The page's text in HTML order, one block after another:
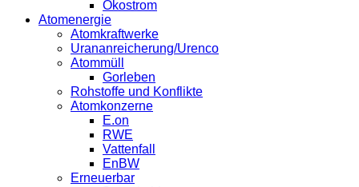
Ökostrom
Atomenergie
Atomkraftwerke
Urananreicherung/Urenco
Atommüll
Gorleben
Rohstoffe und Konflikte
Atomkonzerne
E.on
RWE
Vattenfall
EnBW
Erneuerbar